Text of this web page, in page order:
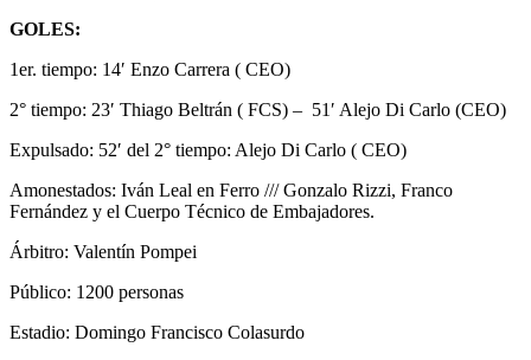
GOLES:
1er. tiempo: 14′ Enzo Carrera ( CEO)
2° tiempo: 23′ Thiago Beltrán ( FCS) – 51′ Alejo Di Carlo (CEO)
Expulsado: 52′ del 2° tiempo: Alejo Di Carlo ( CEO)
Amonestados: Iván Leal en Ferro /// Gonzalo Rizzi, Franco
Fernández y el Cuerpo Técnico de Embajadores.
Árbitro: Valentín Pompei
Público: 1200 personas
Estadio: Domingo Francisco Colasurdo